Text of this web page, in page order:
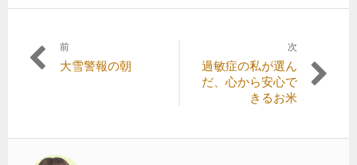
投
ゲ
前
前
大雪警報の朝
次
次過敏症の私が選ん
だ、心から安心で
きるお米